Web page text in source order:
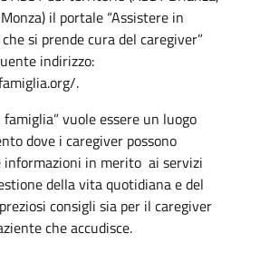
il portale “Assistere in
si prende cura del caregiver”
indirizzo:
.
vuole essere un luogo
dove i caregiver possono
in merito ai servizi
della vita quotidiana e del
consigli sia per il caregiver
che accudisce.